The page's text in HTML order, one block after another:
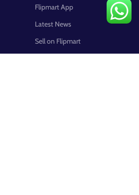
Flipmart App
Latest News
Sell on Flipmart